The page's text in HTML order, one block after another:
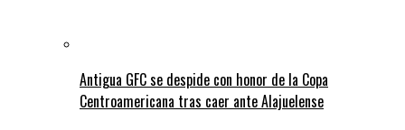
Antigua GFC se despide con honor de la Copa
Centroamericana tras caer ante Alajuelense